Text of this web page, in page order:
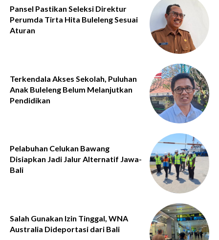
Pansel Pastikan Seleksi Direktur
Perumda Tirta Hita Buleleng Sesuai
Aturan
Terkendala Akses Sekolah, Puluhan
Anak Buleleng Belum Melanjutkan
Pendidikan
Pelabuhan Celukan Bawang
Disiapkan Jadi Jalur Alternatif Jawa-
Bali
Salah Gunakan Izin Tinggal, WNA
Australia Dideportasi dari Bali